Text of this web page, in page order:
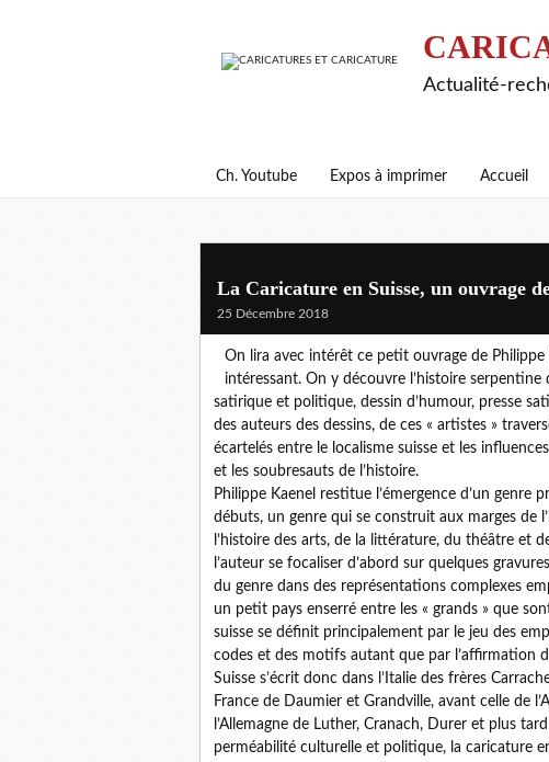
Actualité-
Ch. Youtube Expos à imprimer Accueil
La Caricature en Suisse, un ouvrage
25 Décembre 2018
On lira avec intérêt ce petit ouvrage de
intéressant. On y découvre l’histoire serpentine
satirique et politique, dessin d’humour, presse
des auteurs des dessins, de ces « artistes »
écartelés entre le localisme suisse et les
et les soubresauts de l’histoire.
Philippe Kaenel restitue l’émergence d’un
débuts, un genre qui se construit aux marges de
l’histoire des arts, de la littérature, du théâtre et
l’auteur se focaliser d’abord sur quelques
du genre dans des représentations complexes
un petit pays enserré entre les « grands » que
suisse se définit principalement par le jeu des
codes et des motifs autant que par l’affirmation
Suisse s’écrit donc dans l’Italie des frères
France de Daumier et Grandville, avant celle de
l’Allemagne de Luther, Cranach, Durer et plus
perméabilité culturelle et politique, la caricature